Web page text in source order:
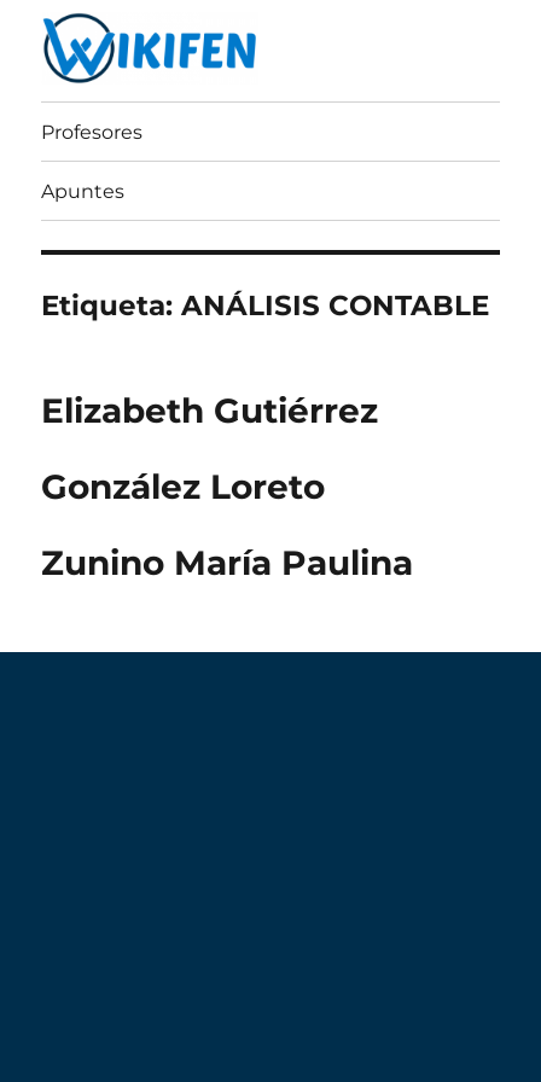
Wikifen
Profesores
Apuntes
Etiqueta:ANÁLISIS CONTABLE
Elizabeth Gutiérrez
González Loreto
Zunino María Paulina